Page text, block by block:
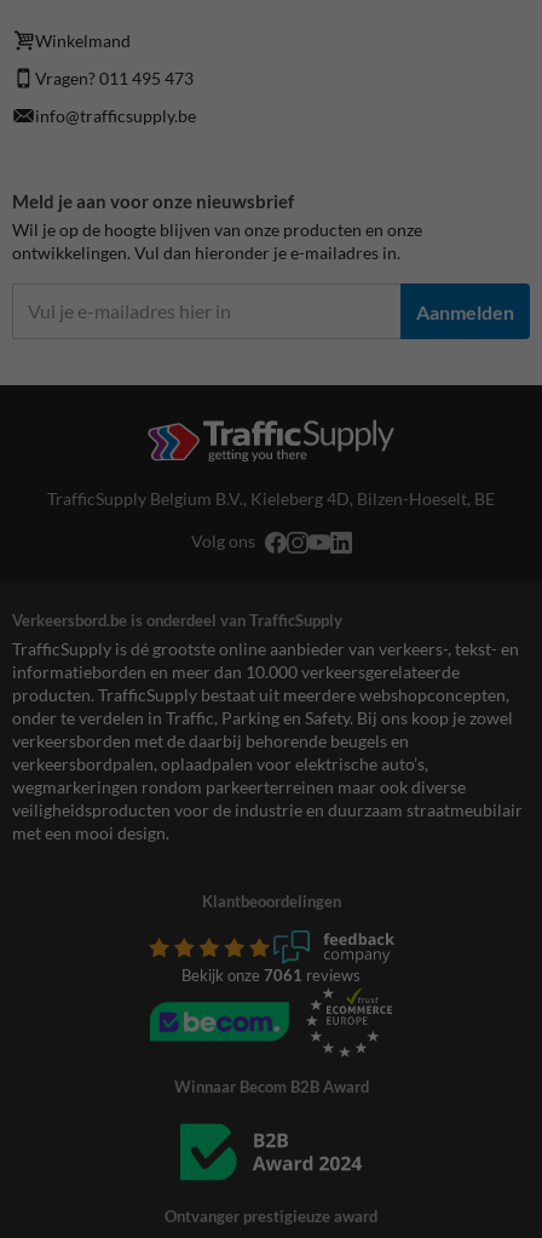
Winkelmand
Vragen? 011 495 473
info@trafficsupply.be
Meld je aan voor onze nieuwsbrief
Wil je op de hoogte blijven van onze producten en onze
ontwikkelingen. Vul dan hieronder je e-mailadres in.
Aanmelden
TrafficSupply Belgium B.V., Kieleberg 4D, Bilzen-Hoeselt, BE
Volg ons
Verkeersbord.be is onderdeel van TrafficSupply
TrafficSupply is dé grootste online aanbieder van verkeers-, tekst- en
informatieborden en meer dan 10.000 verkeersgerelateerde
producten. TrafficSupply bestaat uit meerdere webshopconcepten,
onder te verdelen in Traffic, Parking en Safety. Bij ons koop je zowel
verkeersborden met de daarbij behorende beugels en
verkeersbordpalen, oplaadpalen voor elektrische auto’s,
wegmarkeringen rondom parkeerterreinen maar ook diverse
veiligheidsproducten voor de industrie en duurzaam straatmeubilair
met een mooi design.
Klantbeoordelingen
Bekijk onze 7061 reviews
Winnaar Becom B2B Award
Ontvanger prestigieuze award